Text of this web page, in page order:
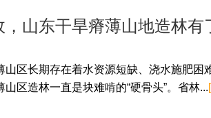
山东干旱瘠薄山地造林有
山区长期存在着水资源短缺、浇水施肥困
区造林一直是块难啃的“硬骨头”。省林...